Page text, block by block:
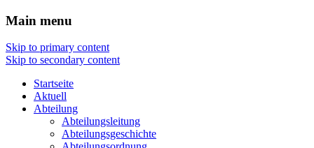
Main menu
Skip to primary content
Skip to secondary content
Startseite
Aktuell
Abteilung
Abteilungsleitung
Abteilungsgeschichte